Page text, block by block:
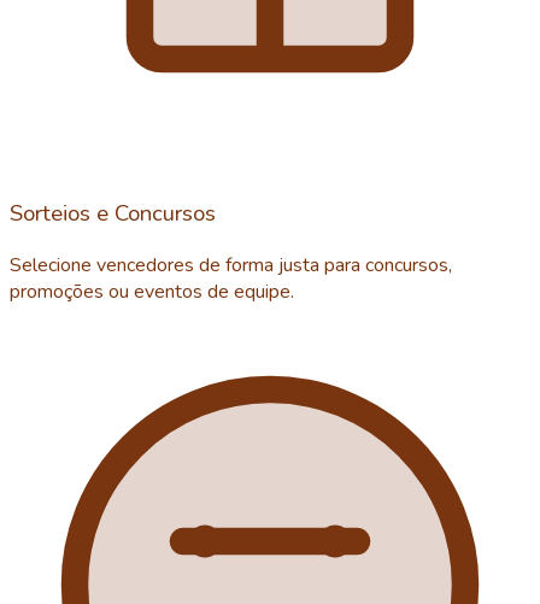
Sorteios e Concursos
Selecione vencedores de forma justa para concursos,
promoções ou eventos de equipe.